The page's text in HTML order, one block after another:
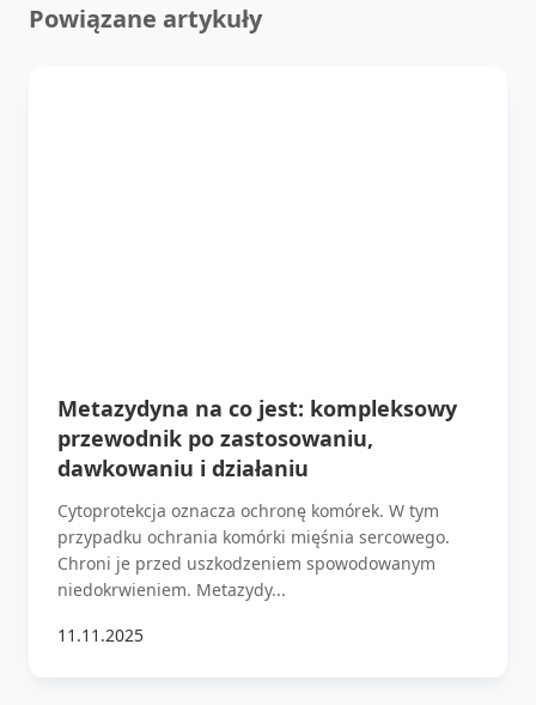
Powiązane artykuły
Metazydyna na co jest: kompleksowy
przewodnik po zastosowaniu,
dawkowaniu i działaniu
Cytoprotekcja oznacza ochronę komórek. W tym
przypadku ochrania komórki mięśnia sercowego.
Chroni je przed uszkodzeniem spowodowanym
niedokrwieniem. Metazydy...
11.11.2025